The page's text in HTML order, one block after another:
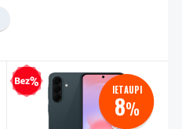
kredīts IETAUPI
8%